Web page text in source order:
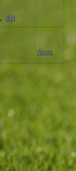
AH
Atom